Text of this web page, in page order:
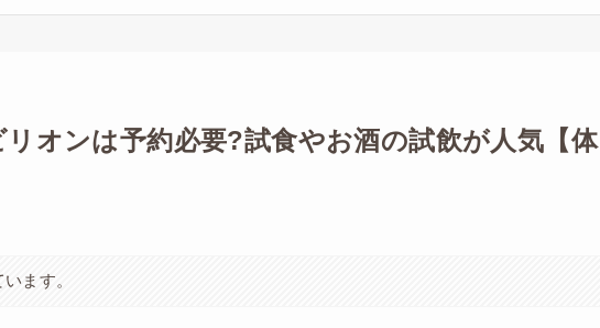
オンは予約必要?試食やお酒の試飲が人気【体
ます。